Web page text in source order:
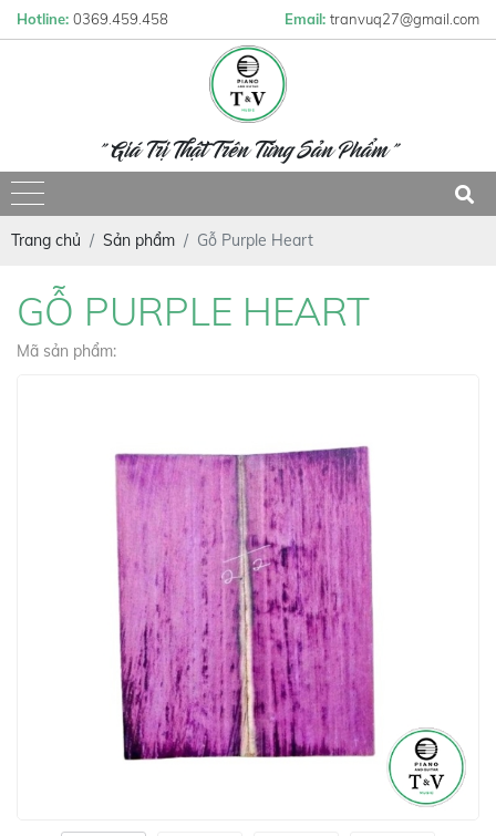
Hotline: 0369.459.458 Email: tranvuq27@gmail.com
" Giá Trị Thật Trên Từng Sản Phẩm "
Trang chủ Sản phẩm Gỗ Purple Heart
GỖ PURPLE HEART
Mã sản phẩm: